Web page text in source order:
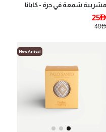
مشربية شمعة في جرة - كابانا
49AED
New Arrival